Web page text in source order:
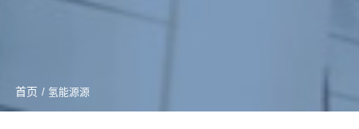
首页 / 氢能源源